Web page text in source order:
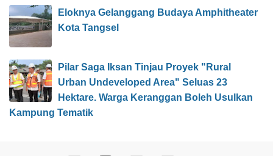
Eloknya Gelanggang Budaya Amphitheater
Kota Tangsel
Pilar Saga Iksan Tinjau Proyek "Rural
Urban Undeveloped Area" Seluas 23
Hektare. Warga Keranggan Boleh Usulkan
Kampung Tematik